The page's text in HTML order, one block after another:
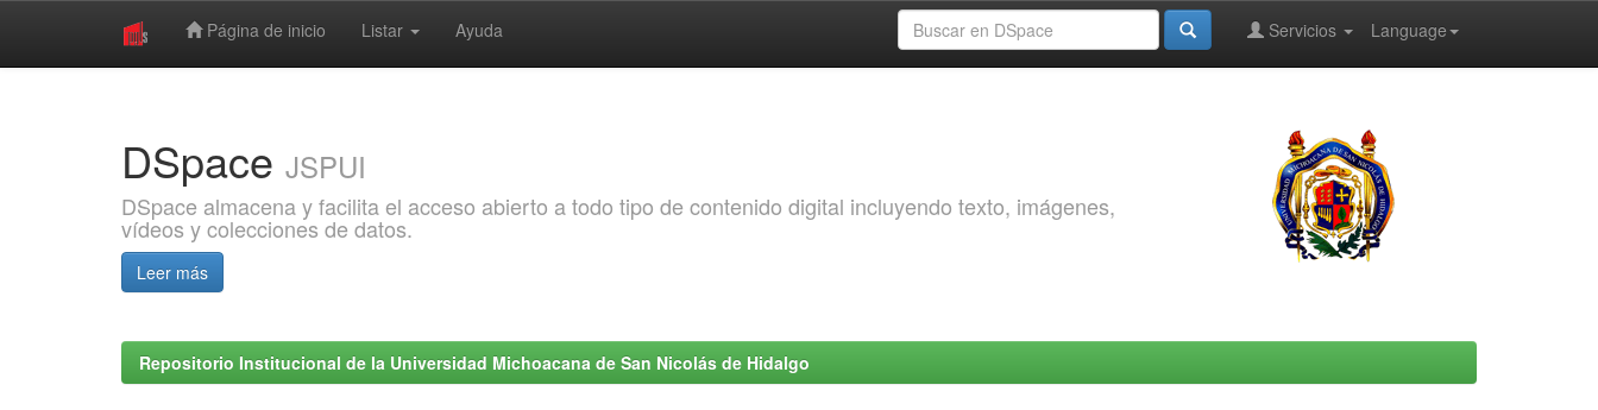
Página de inicio Listar Ayuda Language
Servicios
DSpace JSPUI
DSpace almacena y facilita el acceso abierto a todo tipo de contenido digital incluyendo texto, imágenes,
vídeos y colecciones de datos.
Leer más
Repositorio Institucional de la Universidad Michoacana de San Nicolás de Hidalgo